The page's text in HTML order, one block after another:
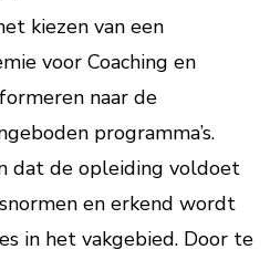
kiezen van een
voor Coaching en
naar de
programma’s.
dat de opleiding voldoet
en erkend wordt
in het vakgebied. Door te